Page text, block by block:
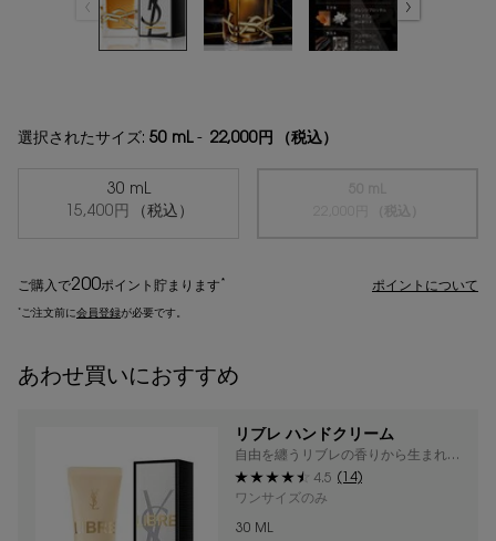
選択されたサイズ: 50 mL- 22,000円 （税込）
選択済み
30 mL
15,400円
（税込）
, 1/2
ご購入で200ポイント 貯まります * ポイントについて
*ご注文前に会員登録が必要です。
あわせ買いにおすすめ
リブレ ハンドクリーム
自由を纏うリブレの香りから生まれた
フレッシュでみずみずしいハンドクリ
ーム
4.5 (14)
ワンサイズのみ
30 ML